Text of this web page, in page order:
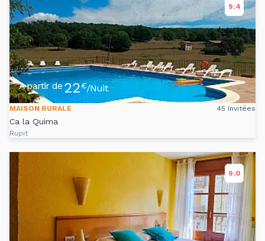
9.4
A partir de22€/Nuit
MAISON RURALE 45 Invitées
Ca la Quima
Rupit
9.0